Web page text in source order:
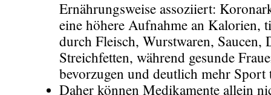
Ernährungsweise assoziiert:
eine höhere Aufnahme an Kalorien,
durch Fleisch, Wurstwaren, Saucen,
Streichfetten, während gesunde
bevorzugen und deutlich mehr Sport
Daher können Medikamente allein